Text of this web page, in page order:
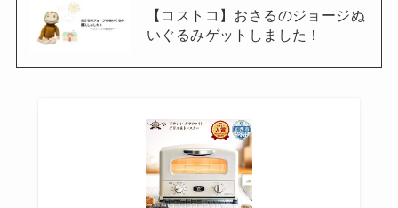
【コストコ】おさるのジョージぬ
いぐるみゲットしました！